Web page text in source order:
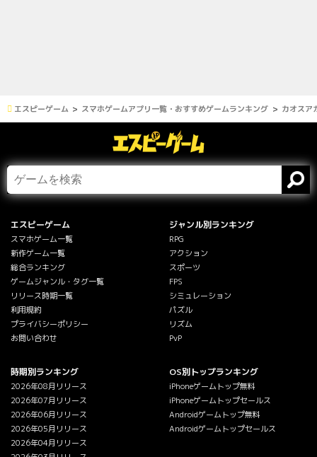
エスピーゲーム スマホゲームアプリ一覧・おすすめゲームランキング カオスア
エスピーゲーム
スマホゲーム一覧
新作ゲーム一覧
総合ランキング
ゲームジャンル・タグ一覧
リリース時期一覧
利用規約
プライバシーポリシー
お問い合わせ
ジャンル別ランキング
RPG
アクション
スポーツ
FPS
シミュレーション
パズル
リズム
PvP
時期別ランキング
2026年08月リリース
2026年07月リリース
2026年06月リリース
2026年05月リリース
2026年04月リリース
OS別トップランキング
iPhoneゲームトップ無料
iPhoneゲームトップセールス
Androidゲームトップ無料
Androidゲームトップセールス